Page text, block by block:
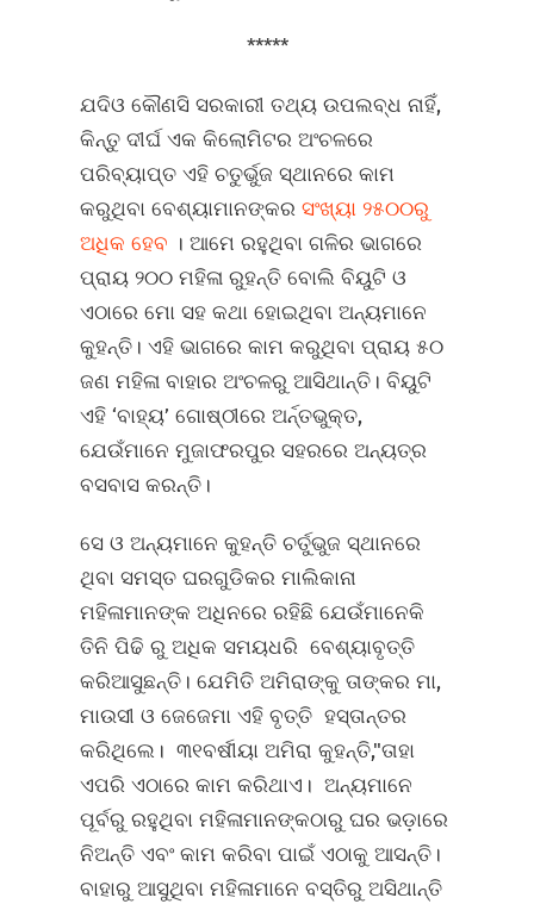
*****
ଯଦିଓ କୌଣସି ସରକାରୀ ତଥ୍ୟ ଉପଲବ୍ଧ ନାହିଁ,
କିନ୍ତୁ ଦୀର୍ଘ ଏକ କିଲୋମିଟର ଅଂଚଳରେ
ପରିବ୍ୟାପ୍ତ ଏହି ଚତୁର୍ଭୁଜ ସ୍ଥାନରେ କାମ
କରୁଥିବା ବେଶ୍ୟାମାନଙ୍କରସଂଖ୍ୟା ୨୫୦୦ରୁ
ଅଧିକ ହେବ । ଆମେ ରହୁଥିବା ଗଳିର ଭାଗରେ
ପ୍ରାୟ ୨୦୦ ମହିଳା ରୁହନ୍ତି ବୋଲି ବିୟୁଟି ଓ
ଏଠାରେ ମୋ ସହ କଥା ହୋଇଥିବା ଅନ୍ୟମାନେ
କୁହନ୍ତି। ଏହି ଭାଗରେ କାମ କରୁଥିବା ପ୍ରାୟ ୫୦
ଜଣ ମହିଳା ବାହାର ଅଂଚଳରୁ ଆସିଥାନ୍ତି। ବିୟୁଟି
ଏହି ‘ବାହ୍ୟ’ ଗୋଷ୍ଠୀରେ ଅର୍ନ୍ତଭୁକ୍ତ,
ଯେଉଁମାନେ ମୁଜାଫରପୁର ସହରରେ ଅନ୍ୟତ୍ର
ବସବାସ କରନ୍ତି।
ସେ ଓ ଅନ୍ୟମାନେ କୁହନ୍ତି ଚର୍ତୁଭୁଜ ସ୍ଥାନରେ
ଥିବା ସମସ୍ତ ଘରଗୁଡିକର ମାଲିକାନା
ମହିଳାମାନଙ୍କ ଅଧିନରେ ରହିଛି ଯେଉଁମାନେକି
ତିନି ପିଢି ରୁ ଅଧିକ ସମୟଧରି ବେଶ୍ୟାବୃତ୍ତି
କରିଆସୁଛନ୍ତି। ଯେମିତି ଅମିରାଙ୍କୁ ତାଙ୍କର ମା,
ମାଉସୀ ଓ ଜେଜେମା ଏହି ବୃତ୍ତି ହସ୍ତାନ୍ତର
କରିଥିଲେ। ୩୧ବର୍ଷୀୟା ଅମିରା କୁହନ୍ତି,"ତାହା
ଏପରି ଏଠାରେ କାମ କରିଥାଏ। ଅନ୍ୟମାନେ
ପୂର୍ବରୁ ରହୁଥିବା ମହିଳାମାନଙ୍କଠାରୁ ଘର ଭଡ଼ାରେ
ନିଅନ୍ତି ଏବଂ କାମ କରିବା ପାଇଁ ଏଠାକୁ ଆସନ୍ତି।
ବାହାରୁ ଆସୁଥିବା ମହିଳାମାନେ ବସ୍ତିରୁ ଅସିଥାନ୍ତି